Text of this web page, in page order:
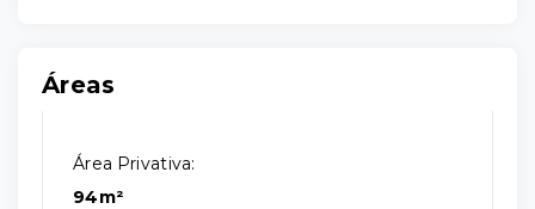
Áreas
Área Privativa:
94m²